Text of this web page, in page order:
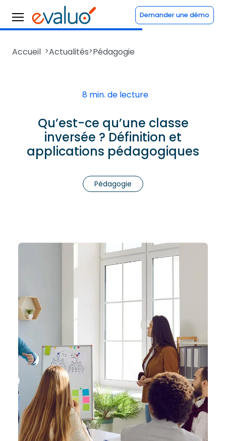
Demander une démo
Accueil >Actualités>Pédagogie
8 min. de lecture
Qu’est-ce qu’une classe
inversée ? Définition et
applications pédagogiques
Pédagogie